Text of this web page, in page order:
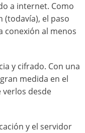
a internet. Como
(todavía), el paso
conexión al menos
y cifrado. Con una
medida en el
verlos desde
y el servidor